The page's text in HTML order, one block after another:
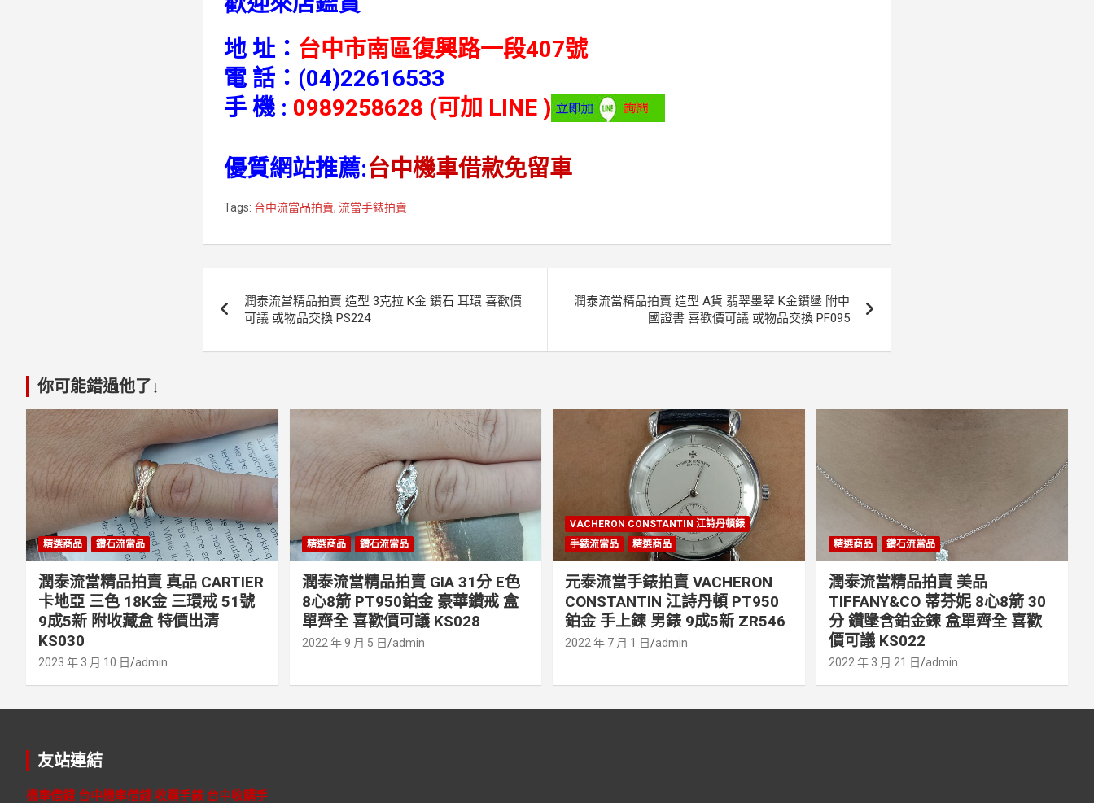
地 址： 台中市南區復興路一段407號
電 話： (04)22616533
手 機 : 0989258628 (可加 LINE )
優質網站推薦:台中機車借款免留車
Tags: 台中流當品拍賣,流當手錶拍賣
章
導
潤泰流當精品拍賣 造型 3克拉 K金 鑽石 耳環 喜歡價
可議 或物品交換 PS224
潤泰流當精品拍賣 造型 A貨 翡翠墨翠 K金鑽墬 附中
國證書 喜歡價可議 或物品交換 PF095
你可能錯過他了↓
精選商品 鑽石流當品
潤泰流當精品拍賣 真品 CARTIER
卡地亞 三色 18K金 三環戒 51號
9成5新 附收藏盒 特價出清
KS030
2023 年 3 月 10 日 admin
精選商品 鑽石流當品
潤泰流當精品拍賣 GIA 31分 E色
8心8箭 PT950鉑金 豪華鑽戒 盒
單齊全 喜歡價可議 KS028
2022 年 9 月 5 日 admin
VACHERON CONSTANTIN 江詩丹頓錶
手錶流當品
精選商品
元泰流當手錶拍賣 VACHERON
CONSTANTIN 江詩丹頓 PT950
鉑金 手上鍊 男錶 9成5新 ZR546
2022 年 7 月 1 日 admin
精選商品 鑽石流當品
潤泰流當精品拍賣 美品
TIFFANY&CO 蒂芬妮 8心8箭 30
分 鑽墬含鉑金鍊 盒單齊全 喜歡
價可議 KS022
2022 年 3 月 21 日 admin
友站連結
機車借錢 台中機車借錢 收購手錶 台中收購手